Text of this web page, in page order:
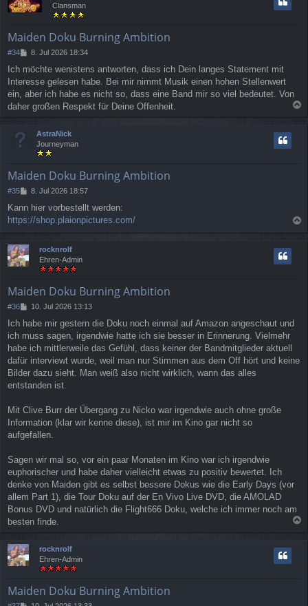
Clansman
Maiden Doku Burning Ambition
#34
B
i
t
r
a
8. Jul 2026 18:34
Ich möchte wenistens antworten, dass ich Dein langes Statement mit
Interesse gelesen habe. Bei mir nimmt Musik einen hohen Stellenwert
ein, aber ich habe es nicht so, dass eine Band mir so viel bedeutet. Von
daher großen Respekt für Deine Offenheit.
AstraNick
Journeyman
Maiden Doku Burning Ambition
#35
B
i
t
r
g
8. Jul 2026 18:57
Kann hier vorbestellt werden:
https://shop.plaionpictures.com/
a
rocknrolf
Ehren-Admin
Maiden Doku Burning Ambition
#36
B
i
t
r
a
10. Jul 2026 13:13
Ich habe mir gestern die Doku noch einmal auf Amazon angeschaut und
ich muss sagen, irgendwie hatte ich sie besser in Erinnerung. Vielmehr
habe ich mittlerweile das Gefühl, dass keiner der Bandmitglieder aktuell
dafür interviewt wurde, weil man nur Stimmen aus dem Off hört und keine
Bilder dazu sieht. Man weiß also nicht wirklich, wann das alles
entstanden ist.
Mit Clive Burr der Übergang zu Nicko war irgendwie auch ohne große
Information (klar wir kenne diese), ist mir im Kino gar nicht so
aufgefallen.
Sagen wir mal so, vor ein paar Monaten im Kino war ich irgendwie
euphorischer und habe daher vielleicht etwas zu positiv bewertet. Ich
denke von Maiden gibt es selbst bessere Dokus wie die Early Days (vor
allem Part 1), die Tour Doku auf der En Vivo Live DVD, die AMOLAD
Bonus DVD und natürlich die Flight666 Doku, welche ich immer noch am
besten finde.
rocknrolf
Ehren-Admin
Maiden Doku Burning Ambition